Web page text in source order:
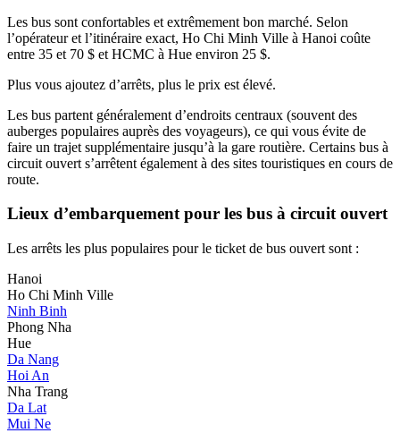
Les bus sont confortables et extrêmement bon marché. Selon
l’opérateur et l’itinéraire exact, Ho Chi Minh Ville à Hanoi coûte
entre 35 et 70 $ et HCMC à Hue environ 25 $.
Plus vous ajoutez d’arrêts, plus le prix est élevé.
Les bus partent généralement d’endroits centraux (souvent des
auberges populaires auprès des voyageurs), ce qui vous évite de
faire un trajet supplémentaire jusqu’à la gare routière. Certains bus à
circuit ouvert s’arrêtent également à des sites touristiques en cours de
route.
Lieux d’embarquement pour les bus à circuit ouvert
Les arrêts les plus populaires pour le ticket de bus ouvert sont :
Hanoi
Ho Chi Minh Ville
Ninh Binh
Phong Nha
Hue
Da Nang
Hoi An
Nha Trang
Da Lat
Mui Ne